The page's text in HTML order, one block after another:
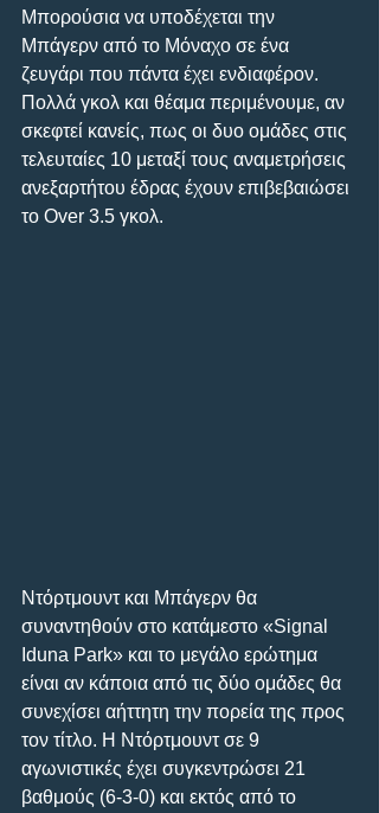
Μπορούσια να υποδέχεται την
Μπάγερν από το Μόναχο σε ένα
ζευγάρι που πάντα έχει ενδιαφέρον.
Πολλά γκολ και θέαμα περιμένουμε, αν
σκεφτεί κανείς, πως οι δυο ομάδες στις
τελευταίες 10 μεταξί τους αναμετρήσεις
ανεξαρτήτου έδρας έχουν επιβεβαιώσει
το Over 3.5 γκολ.
Ντόρτμουντ και Μπάγερν θα
συναντηθούν στο κατάμεστο «Signal
Iduna Park» και το μεγάλο ερώτημα
είναι αν κάποια από τις δύο ομάδες θα
συνεχίσει αήττητη την πορεία της προς
τον τίτλο. Η Ντόρτμουντ σε 9
αγωνιστικές έχει συγκεντρώσει 21
βαθμούς (6-3-0) και εκτός από το